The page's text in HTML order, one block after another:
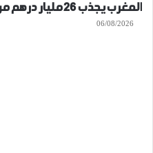
المغرب يجذب 26 مليار درهم من الاستثمارات
06/08/2026